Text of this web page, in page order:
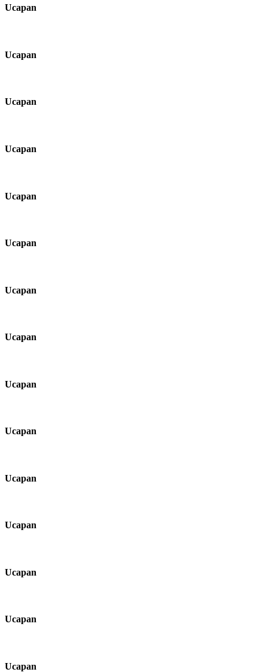
Ucapan
Ucapan
Ucapan
Ucapan
Ucapan
Ucapan
Ucapan
Ucapan
Ucapan
Ucapan
Ucapan
Ucapan
Ucapan
Ucapan
Ucapan